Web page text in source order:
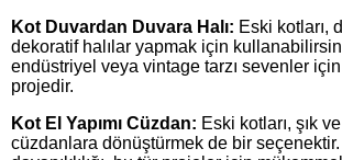
Kot Duvardan Duvara Halı: Eski kotları,
dekoratif halılar yapmak için
endüstriyel veya vintage tarzı sevenler
projedir.
Kot El Yapımı Cüzdan: Eski kotları, şık
cüzdanlara dönüştürmek de bir seçenektir.